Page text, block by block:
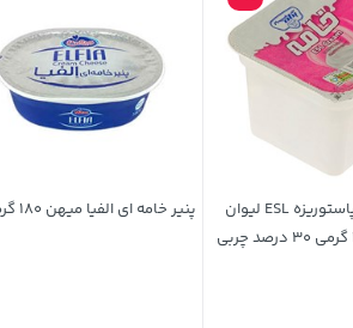
خامه پگاه فراپاستوریزه ESL لیوان
پنیر خامه ای الفیا میهن 180 گرمی